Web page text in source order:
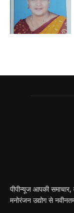
पीपीन्यूज आपकी
मनोरंजन उद्योग से